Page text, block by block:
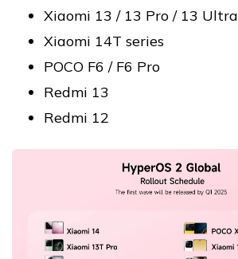
Xiaomi 13 / 13 Pro / 13 Ultra
Xiaomi 14T series
POCO F6 / F6 Pro
Redmi 13
Redmi 12